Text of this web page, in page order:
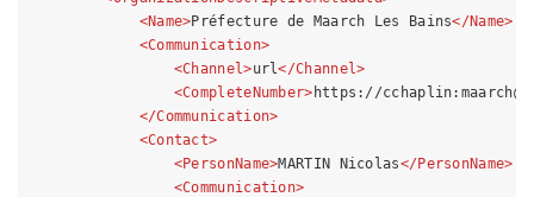
<Name>Préfecture de Maarch Les Bains</Name>
<Communication>
<Channel>url</Channel>
<CompleteNumber> https://
</Communication>
<Contact>
<PersonName>MARTIN Nicolas</PersonName>
<Communication>